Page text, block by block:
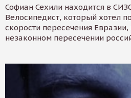
Софиан Сехили находится в
Велосипедист, который хотел
скорости пересечения
незаконном пересечении